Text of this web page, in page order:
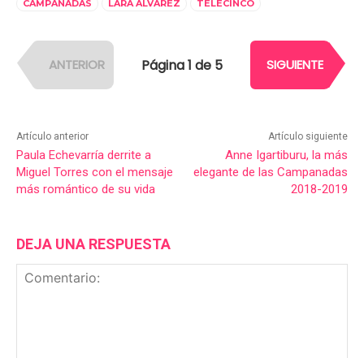
CAMPANADAS LARA ÁLVAREZ TELECINCO
ANTERIOR Página 1 de 5 SIGUIENTE
Artículo anterior
Paula Echevarría derrite a
Miguel Torres con el mensaje
más romántico de su vida
Artículo siguiente
Anne Igartiburu, la más
elegante de las Campanadas
2018-2019
DEJA UNA RESPUESTA